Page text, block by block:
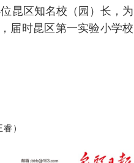
昆区知名校（园）长，为
届时昆区第一实验小学校
）